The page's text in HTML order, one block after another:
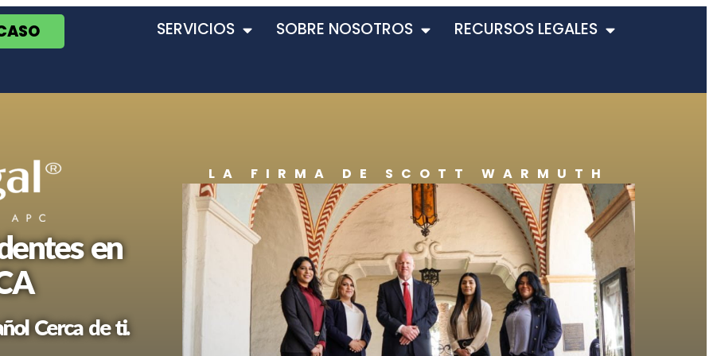
SERVICIOS SOBRE NOSOTROS RECURSOS LEGALES
en
Cerca de ti.
LA FIRMA DE SCOTT WARMUTH